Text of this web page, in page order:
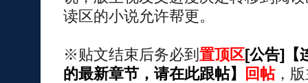
读区的小说允许帮更。
※贴文结束后务必到 置顶区[公告]【
的最新章节，请在此跟帖】
回帖，